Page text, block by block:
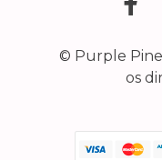
© Purple
os